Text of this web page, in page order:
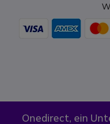
Onedirect, ein